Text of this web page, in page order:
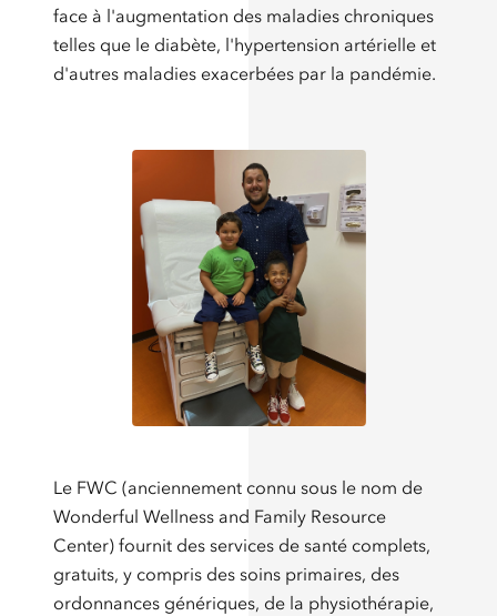
face à l'augmentation des maladies chroniques
telles que le diabète, l'hypertension artérielle et
d'autres maladies exacerbées par la pandémie.
Le FWC (anciennement connu sous le nom de
Wonderful Wellness and Family Resource
Center) fournit des services de santé complets,
gratuits, y compris des soins primaires, des
ordonnances génériques, de la physiothérapie,